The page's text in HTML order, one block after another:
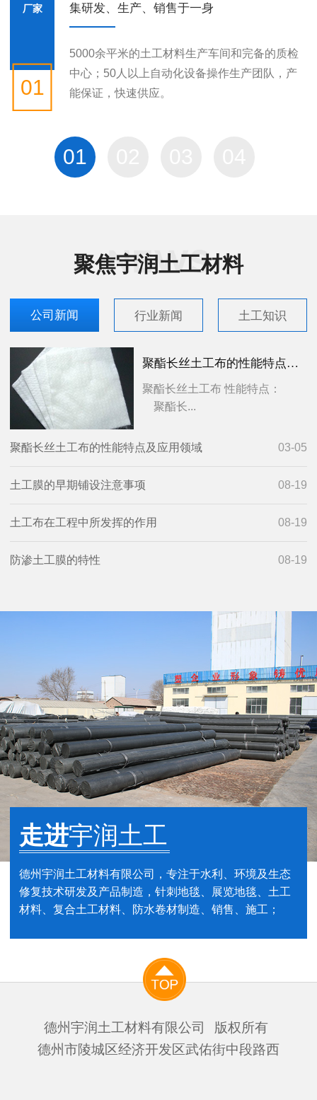
厂家
01
集研发、生产、销售于一身
5000余平米的土工材料生产车间和完备的质检
中心；50人以上自动化设备操作生产团队，产
能保证，快速供应。
01
聚焦宇润土工材料
公司新闻 行业新闻 土工知识
聚酯长丝土工布的性能特点及应用领域
聚酯长丝土工布 性能特点：
聚酯长...
03-05
聚酯长丝土工布的性能特点及应用领域
08-19
土工膜的早期铺设注意事项
08-19
土工布在工程中所发挥的作用
08-19
防渗土工膜的特性
走进宇润土工
德州宇润土工材料有限公司，专注于水利、环境及生态
修复技术研发及产品制造，针刺地毯、展览地毯、土工
材料、复合土工材料、防水卷材制造、销售、施工；
德州宇润土工材料有限公司
版权所有
德州市陵城区经济开发区武佑街中段路西